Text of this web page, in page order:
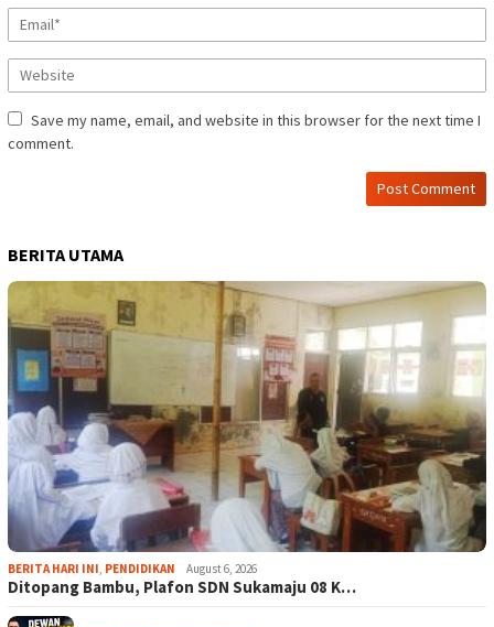
Save my name, email, and website in this browser for the next time I
comment.
BERITA UTAMA
BERITA HARI INI, PENDIDIKAN August 6, 2026
Ditopang Bambu, Plafon SDN Sukamaju 08 K…